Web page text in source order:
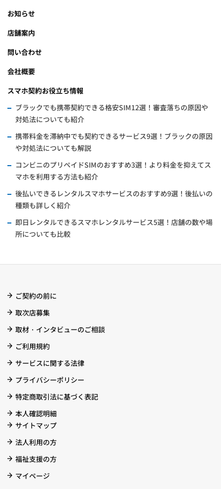
お知らせ
店舗案内
問い合わせ
会社概要
スマホ契約お役立ち情報
ブラックでも携帯契約できる格安SIM12選！審査落ちの原因や
対処法についても紹介
携帯料金を滞納中でも契約できるサービス9選！ブラックの原因
や対処法についても解説
コンビニのプリペイドSIMのおすすめ3選！より料金を抑えてス
マホを利用する方法も紹介
後払いできるレンタルスマホサービスのおすすめ9選！後払いの
種類も詳しく紹介
即日レンタルできるスマホレンタルサービス5選！店舗の数や場
所についても比較
ご契約の前に
取次店募集
取材・インタビューのご相談
ご利用規約
サービスに関する法律
プライバシーポリシー
特定商取引法に基づく表記
本人確認明細
サイトマップ
法人利用の方
福祉支援の方
マイページ